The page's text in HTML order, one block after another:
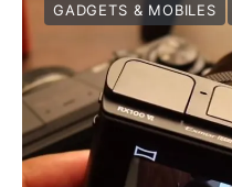
GADGETS & MOBILES